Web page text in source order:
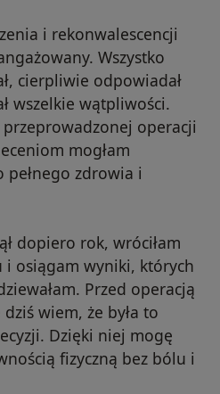
i rekonwalescencji
Wszystko
cierpliwie odpowiadał
wszelkie wątpliwości.
operacji
mogłam
pełnego zdrowia i
dopiero rok, wróciłam
osiągam wyniki, których
Przed operacją
wiem, że była to
Dzięki niej mogę
fizyczną bez bólu i